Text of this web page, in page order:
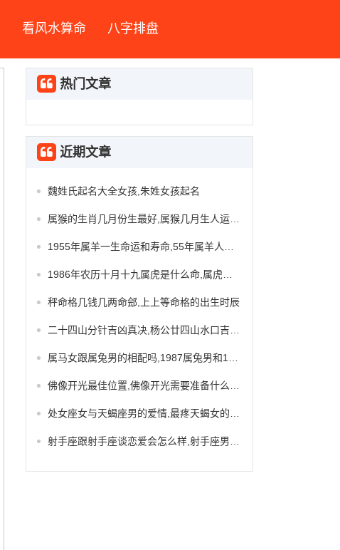
看风水算命 八字排盘
热门文章
近期文章
魏姓氏起名大全女孩,朱姓女孩起名
秤命格几钱几两命郐,上上等命格的出生时辰